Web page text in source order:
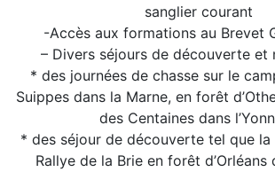
sanglier courant
-Accès aux formations au Brevet
– Divers séjours de découverte et
* des journées de chasse sur le
Suippes dans la Marne, en forêt
des Centaines dans
* des séjour de découverte tel que la
Rallye de la Brie en forêt d’Orléans